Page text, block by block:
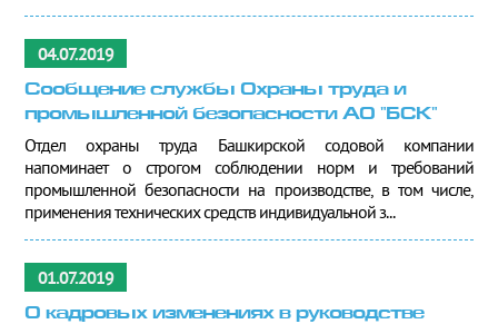
04.07.2019
Сообщение службы Охраны труда и
промышленной безопасности АО "БСК"
Отдел охраны труда Башкирской содовой компании
напоминает о строгом соблюдении норм и требований
промышленной безопасности на производстве, в том числе,
применения технических средств индивидуальной з...
01.07.2019
О кадровых изменениях в руководстве